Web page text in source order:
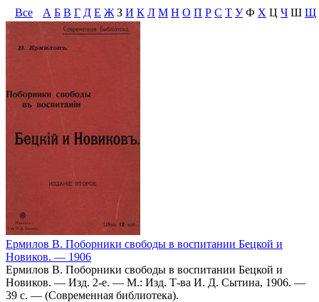
Все А Б В Г Д Е Ж З И К Л М Н О П Р С Т У Ф Х Ц Ч Ш Щ
Ермилов В. Поборники свободы в воспитании Бецкой и
Новиков. — 1906
Ермилов В. Поборники свободы в воспитании Бецкой и
Новиков. — Изд. 2-е. — М.: Изд. Т-ва И. Д. Сытина, 1906. —
39 с. — (Современная библиотека).